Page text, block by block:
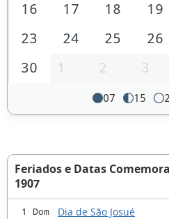
16
17 18 19
23
24 25 26
30
1 2 3
07 15
Feriados e Datas
1907
1 Dom Dia de São Josué